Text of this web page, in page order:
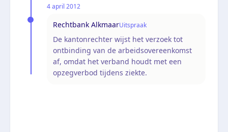
4 april 2012
Rechtbank AlkmaarUitspraak
De kantonrechter wijst het verzoek tot
ontbinding van de arbeidsovereenkomst
af, omdat het verband houdt met een
opzegverbod tijdens ziekte.